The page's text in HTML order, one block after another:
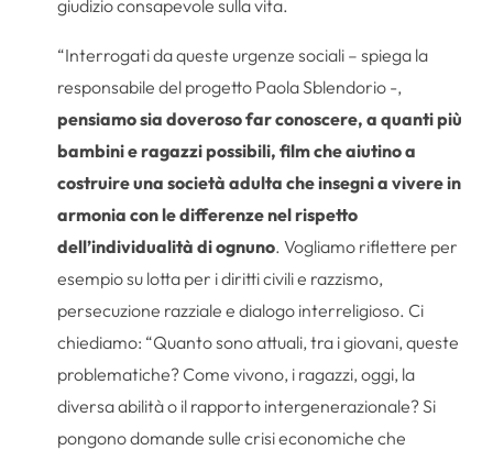
giudizio consapevole sulla vita.
“Interrogati da queste urgenze sociali – spiega la
responsabile del progetto Paola Sblendorio -,
pensiamo sia doveroso far conoscere, a quanti più
bambini e ragazzi possibili, film che aiutino a
costruire una società adulta che insegni a vivere in
armonia con le differenze nel rispetto
dell’individualità di ognuno. Vogliamo riflettere per
esempio su lotta per i diritti civili e razzismo,
persecuzione razziale e dialogo interreligioso. Ci
chiediamo: “Quanto sono attuali, tra i giovani, queste
problematiche? Come vivono, i ragazzi, oggi, la
diversa abilità o il rapporto intergenerazionale? Si
pongono domande sulle crisi economiche che